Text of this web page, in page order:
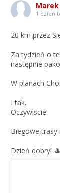
1 dzień
20 km przez
Za tydzień o
następnie
W planach
I tak.
Oczywiście!
Biegowe
Dzień dobry! 🎩